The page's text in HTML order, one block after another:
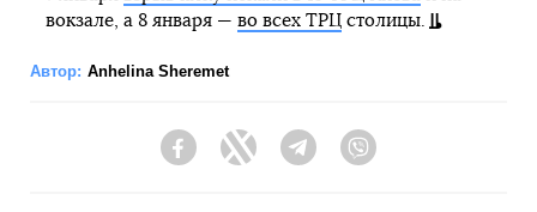
вокзале, а 8 января — во всех ТРЦ столицы.
Автор: Anhelina Sheremet
FacebookTwitter Telegram